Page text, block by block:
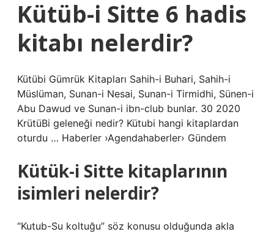
Kütüb-i Sitte 6 hadis
kitabı nelerdir?
Kütübi Gümrük Kitapları Sahih-i Buhari, Sahih-i
Müslüman, Sunan-i Nesai, Sunan-i Tirmidhi, Sünen-i
Abu Dawud ve Sunan-i ibn-club bunlar. 30 2020
KrütüBi geleneği nedir? Kütubi hangi kitaplardan
oturdu … Haberler ›Agendahaberler› Gündem
Kütük-i Sitte kitaplarının
isimleri nelerdir?
“Kutub-Su koltuğu” söz konusu olduğunda akla